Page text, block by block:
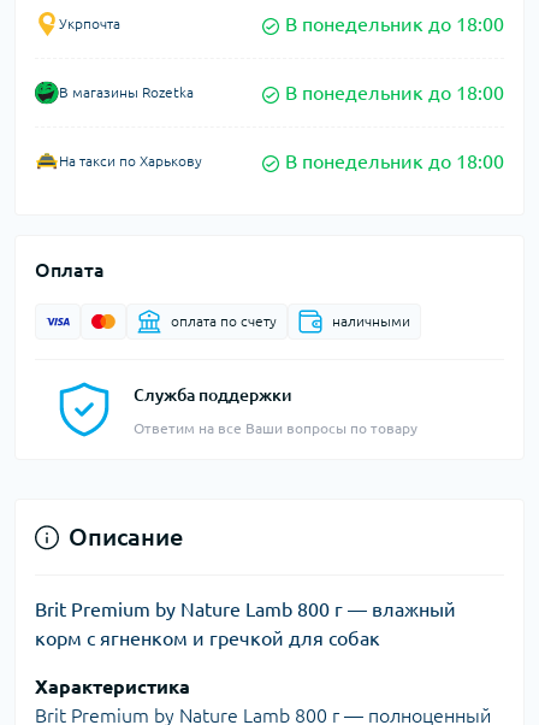
Укрпочта В понедельник до 18:00
В магазины Rozetka В понедельник до 18:00
На такси по Харькову В понедельник до 18:00
Оплата
оплата по счету наличными
Служба поддержки
Ответим на все Ваши вопросы по товару
Описание
Brit Premium by Nature Lamb 800 г — влажный
корм с ягненком и гречкой для собак
Характеристика
Brit Premium by Nature Lamb 800 г — полноценный